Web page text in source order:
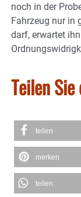
noch in der
Fahrzeug nur in
darf, erwartet
Teilen
teilen
merken
teilen